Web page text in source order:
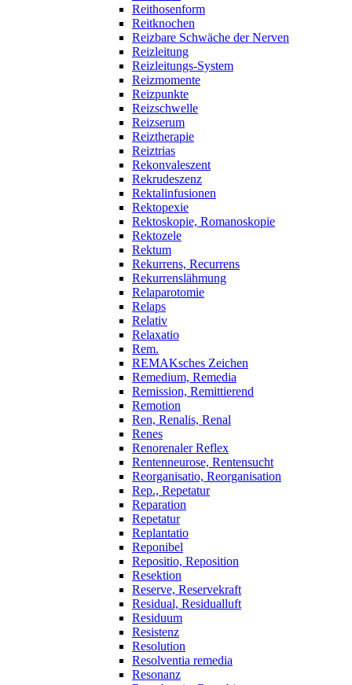
Reithosenform
Reitknochen
Reizbare Schwäche der Nerven
Reizleitung
Reizleitungs-System
Reizmomente
Reizpunkte
Reizschwelle
Reizserum
Reiztherapie
Reiztrias
Rekonvaleszent
Rekrudeszenz
Rektalinfusionen
Rektopexie
Rektoskopie, Romanoskopie
Rektozele
Rektum
Rekurrens, Recurrens
Rekurrenslähmung
Relaparotomie
Relaps
Relativ
Relaxatio
Rem.
REMAKsches Zeichen
Remedium, Remedia
Remission, Remittierend
Remotion
Ren, Renalis, Renal
Renes
Renorenaler Reflex
Rentenneurose, Rentensucht
Reorganisatio, Reorganisation
Rep., Repetatur
Reparation
Repetatur
Replantatio
Reponibel
Repositio, Reposition
Resektion
Reserve, Reservekraft
Residual, Residualluft
Residuum
Resistenz
Resolution
Resolventia remedia
Resonanz